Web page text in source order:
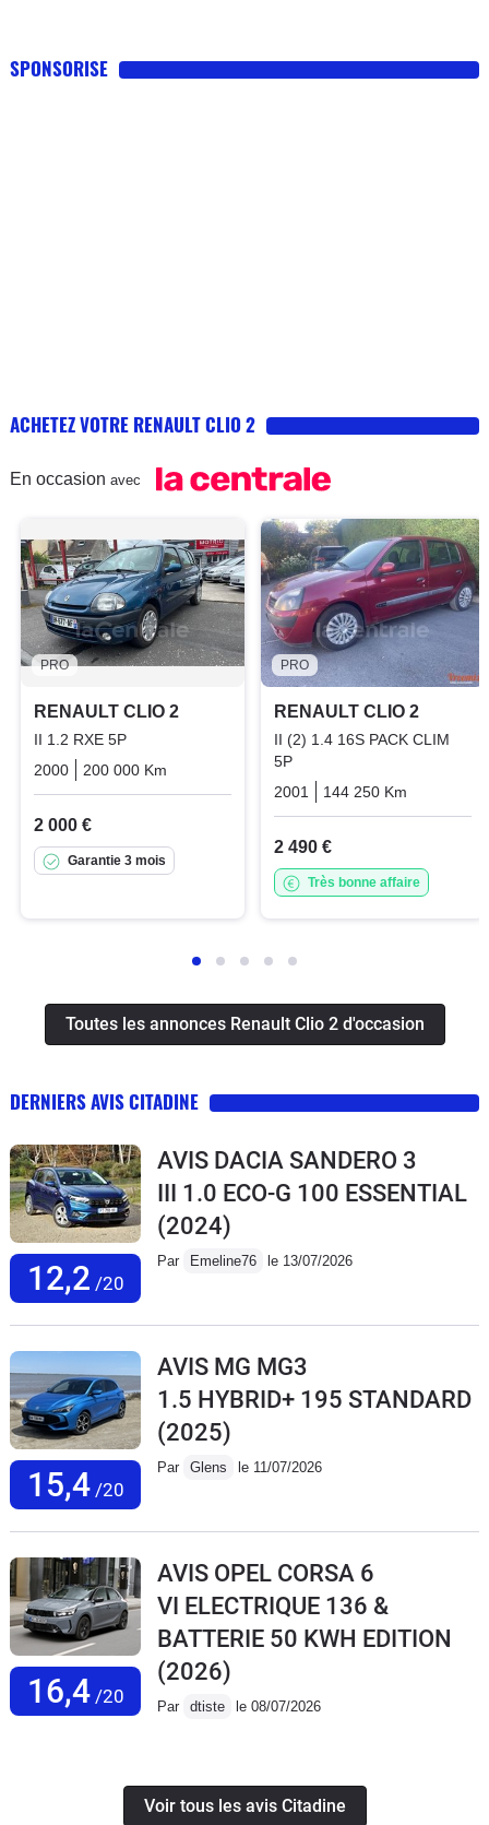
SPONSORISE
ACHETEZ VOTRE RENAULT CLIO 2
En occasion avec
PRO
RENAULT CLIO 2
II 1.2 RXE 5P
2000
200 000 Km Essence
2 000 €
Garantie 3 mois
PRO
RENAULT CLIO 2
II (2) 1.4 16S PACK CLIM
5P
2001
144 250 Km
2 490 €
Très bonne affaire
Toutes les annonces Renault Clio 2 d'occasion
DERNIERS AVIS CITADINE
12,2 /20
AVIS DACIA SANDERO 3
III 1.0 ECO-G 100 ESSENTIAL
(2024)
Par Emeline76 le 13/07/2026
15,4/20
AVIS MG MG3
1.5 HYBRID+ 195 STANDARD
(2025)
Par Glens le 11/07/2026
16,4/20
AVIS OPEL CORSA 6
VI ELECTRIQUE 136 &
BATTERIE 50 KWH EDITION
(2026)
Par dtiste le 08/07/2026
Voir tous les avis Citadine